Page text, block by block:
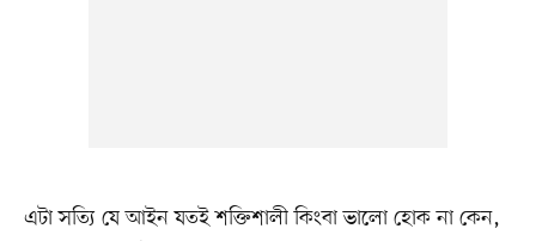
এটা সত্যি যে আইন যতই শক্তিশালী কিংবা ভালো হোক না কেন,